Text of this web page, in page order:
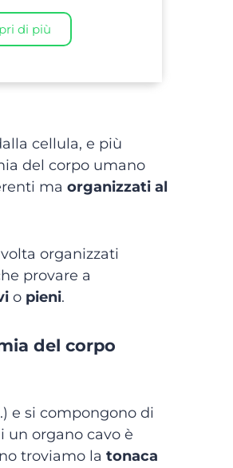
di più
cellula, e più
del corpo umano
ma organizzati al
organizzati
provare a
o pieni.
del corpo
e si compongono di
un organo cavo è
troviamo la tonaca